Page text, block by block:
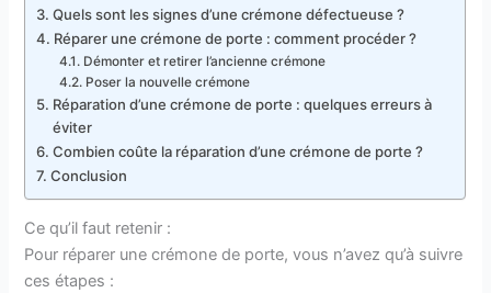
Quels sont les signes d’une crémone défectueuse ?
Réparer une crémone de porte : comment procéder ?
Démonter et retirer l’ancienne crémone
Poser la nouvelle crémone
Réparation d’une crémone de porte : quelques erreurs à
éviter
Combien coûte la réparation d’une crémone de porte ?
Conclusion
Ce qu’il faut retenir :
Pour réparer une crémone de porte, vous n’avez qu’à suivre
ces étapes :